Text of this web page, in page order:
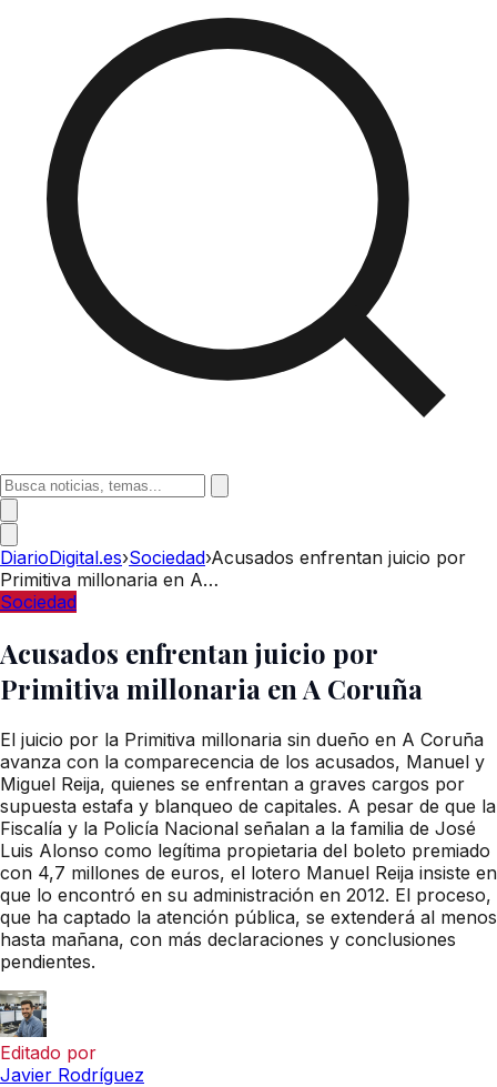
DiarioDigital.es›Sociedad›Acusados enfrentan juicio por
Primitiva millonaria en A…
Sociedad
Acusados enfrentan juicio por
Primitiva millonaria en A Coruña
El juicio por la Primitiva millonaria sin dueño en A Coruña
avanza con la comparecencia de los acusados, Manuel y
Miguel Reija, quienes se enfrentan a graves cargos por
supuesta estafa y blanqueo de capitales. A pesar de que la
Fiscalía y la Policía Nacional señalan a la familia de José
Luis Alonso como legítima propietaria del boleto premiado
con 4,7 millones de euros, el lotero Manuel Reija insiste en
que lo encontró en su administración en 2012. El proceso,
que ha captado la atención pública, se extenderá al menos
hasta mañana, con más declaraciones y conclusiones
pendientes.
Editado por
Javier Rodríguez